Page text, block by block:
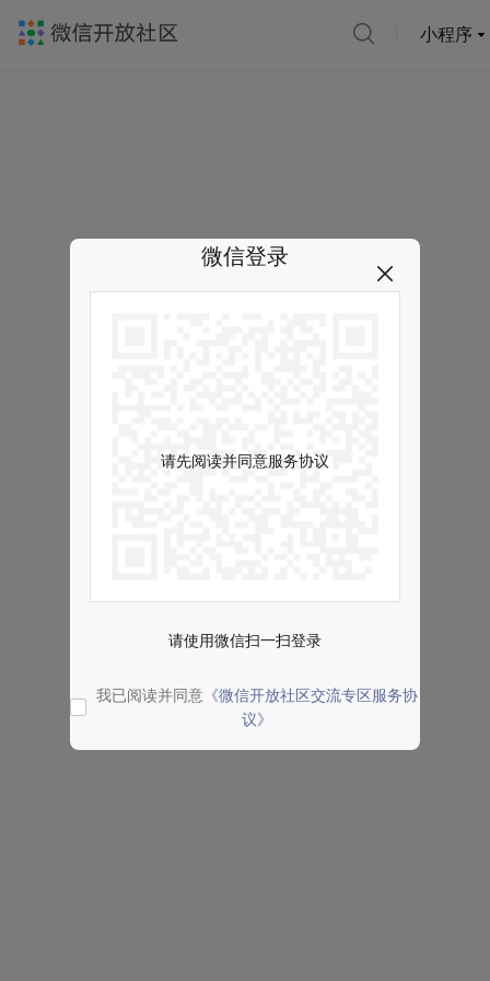
小程序
微信登录
请先阅读并同意服务协议
请使用微信扫一扫登录
我已阅读并同意 《微信开放社区交流专区服务协
议》